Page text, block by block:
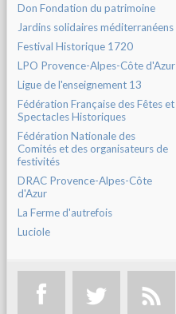
Don Fondation du patrimoine
Jardins solidaires méditerranéens
Festival Historique 1720
LPO Provence-Alpes-Côte d'Azur
Ligue de l'enseignement 13
Fédération Française des Fêtes et
Spectacles Historiques
Fédération Nationale des
Comités et des organisateurs de
festivités
DRAC Provence-Alpes-Côte
d'Azur
La Ferme d'autrefois
Luciole